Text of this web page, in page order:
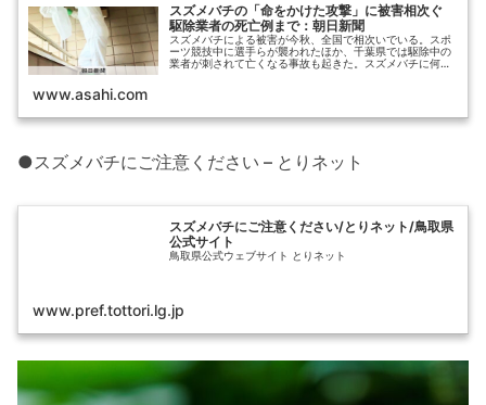
スズメバチの「命をかけた攻撃」に被害相次ぐ
駆除業者の死亡例まで：朝日新聞
スズメバチによる被害が今秋、全国で相次いでいる。スポ
ーツ競技中に選手らが襲われたほか、千葉県では駆除中の
業者が刺されて亡くなる事故も起きた。スズメバチに何が
www.asahi.com
●スズメバチにご注意ください – とりネット
スズメバチにご注意ください/とりネット/鳥取県
公式サイト
鳥取県公式ウェブサイト とりネット
www.pref.tottori.lg.jp